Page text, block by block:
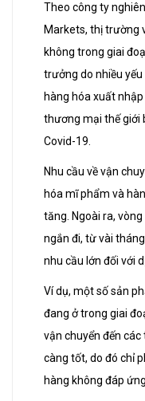
Theo công ty
Markets, thị trường
không trong giai
trưởng do nhiều
hàng hóa xuất
thương mại thế giới
Covid-19.
Nhu cầu về vận
hóa mĩ phẩm và
tăng. Ngoài ra,
ngắn đi, từ vài
nhu cầu lớn đối với
Ví dụ, một số sản
đang ở trong giai
vận chuyển đến
càng tốt, do đó chỉ
hàng không đáp